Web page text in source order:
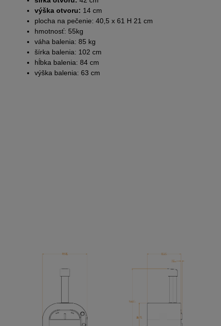
výška otvoru: 14 cm
plocha na pečenie: 40,5 x 61 H 21 cm
hmotnosť: 55kg
váha balenia: 85 kg
šírka balenia: 102 cm
hĺbka balenia: 84 cm
výška balenia: 63 cm